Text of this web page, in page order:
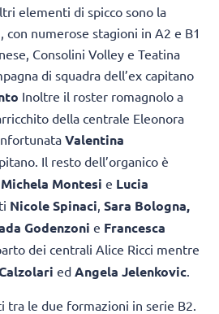
elementi di spicco sono la
con numerose stagioni in A2 e B1
Consolini Volley e Teatina
di squadra dell’ex capitano
Inoltre il roster romagnolo a
della centrale Eleonora
Valentina
Il resto dell’organico è
Michela Montesi e Lucia
Nicole Spinaci, Sara Bologna,
Godenzoni e Francesca
dei centrali Alice Ricci mentre
ed Angela Jelenkovic.
tra le due formazioni in serie B2.